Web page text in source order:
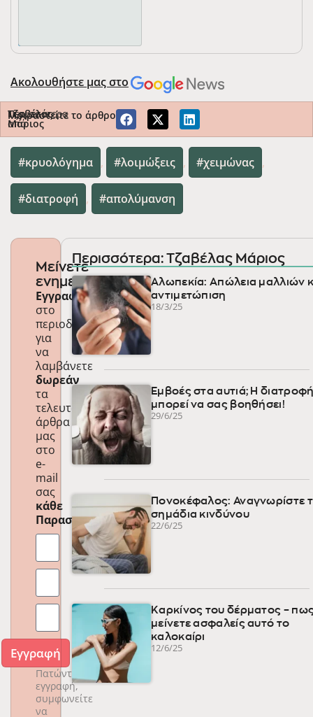
Ακολουθήστε μας στο
Περισσότερα
από
Τζαβέλας
Μάριος
Μοιραστείτε το άρθρο
κρυολόγημα , λοιμώξεις , χειμώνας ,
διατροφή , απολύμανση
Μείνετε
ενημερωμένοι
Εγγραφείτε
στο
περιοδικό
για
να
λαμβάνετε
δωρεάν
τα
τελευταία
άρθρα
μας
στο
e-
mail
σας
κάθε
Παρασκευή
Εγγραφή
Πατώντας
εγγραφή,
συμφωνείτε
να
Περισσότερα: Τζαβέλας Μάριος
Αλωπεκία: Απώλεια μαλλιών
αντιμετώπιση
18/3/25
Εμβοές στα αυτιά; Η
μπορεί να σας βοηθήσει!
29/6/25
Πονοκέφαλος: Αναγνωρίστε
σημάδια κινδύνου
22/6/25
Καρκίνος του δέρματος –
μείνετε ασφαλείς αυτό το
καλοκαίρι
12/6/25